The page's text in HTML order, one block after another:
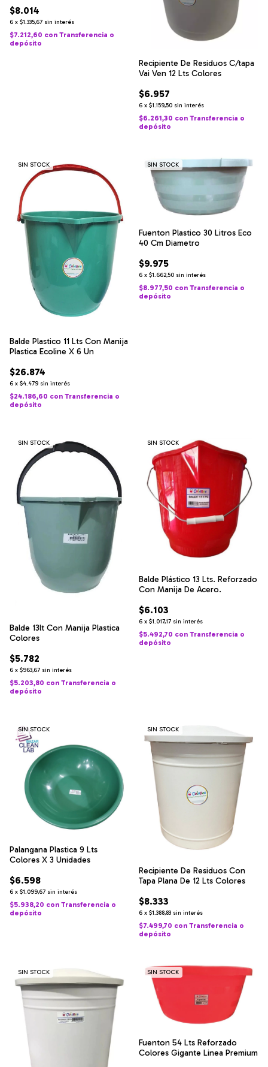
$8.014
6 x $1.335,67 sin interés
$7.212,60 con Transferencia o
depósito
Recipiente De Residuos C/tapa
Vai Ven 12 Lts Colores
$6.957
6 x $1.159,50 sin interés
$6.261,30 con Transferencia o
depósito
SIN STOCK
Balde Plastico 11 Lts Con Manija
Plastica Ecoline X 6 Un
$26.874
6 x $4.479 sin interés
$24.186,60 con Transferencia o
depósito
SIN STOCK
Fuenton Plastico 30 Litros Eco
40 Cm Diametro
$9.975
6 x $1.662,50 sin interés
$8.977,50 con Transferencia o
depósito
SIN STOCK
Balde 13lt Con Manija Plastica
Colores
$5.782
6 x $963,67 sin interés
$5.203,80 con Transferencia o
depósito
SIN STOCK
Balde Plástico 13 Lts. Reforzado
Con Manija De Acero.
$6.103
6 x $1.017,17 sin interés
$5.492,70 con Transferencia o
depósito
SIN STOCK
Palangana Plastica 9 Lts
Colores X 3 Unidades
$6.598
6 x $1.099,67 sin interés
$5.938,20 con Transferencia o
depósito
SIN STOCK
Recipiente De Residuos Con
Tapa Plana De 12 Lts Colores
$8.333
6 x $1.388,83 sin interés
$7.499,70 con Transferencia o
depósito
SIN STOCK SIN STOCK
Fuenton 54 Lts Reforzado
Colores Gigante Linea Premium